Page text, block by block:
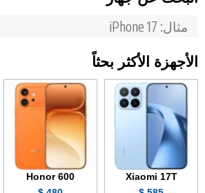
الأجهزة الأكثر بحثاً
Xiaomi 17T
Honor 600